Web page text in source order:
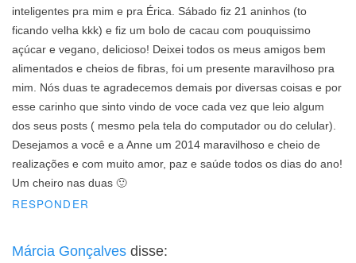
inteligentes pra mim e pra Érica. Sábado fiz 21 aninhos (to
ficando velha kkk) e fiz um bolo de cacau com pouquissimo
açúcar e vegano, delicioso! Deixei todos os meus amigos bem
alimentados e cheios de fibras, foi um presente maravilhoso pra
mim. Nós duas te agradecemos demais por diversas coisas e por
esse carinho que sinto vindo de voce cada vez que leio algum
dos seus posts ( mesmo pela tela do computador ou do celular).
Desejamos a você e a Anne um 2014 maravilhoso e cheio de
realizações e com muito amor, paz e saúde todos os dias do ano!
Um cheiro nas duas 🙂
RESPONDER
Márcia Gonçalves disse: